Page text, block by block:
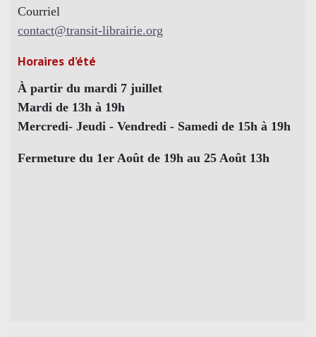
Courriel
contact@transit-librairie.org
Horaires d’été
À partir du mardi 7 juillet
Mardi de 13h à 19h
Mercredi- Jeudi - Vendredi - Samedi de 15h à 19h
Fermeture du 1er Août de 19h au 25 Août 13h